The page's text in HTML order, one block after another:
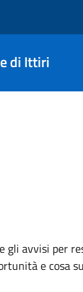
di Ittiri
gli avvisi per
e cosa